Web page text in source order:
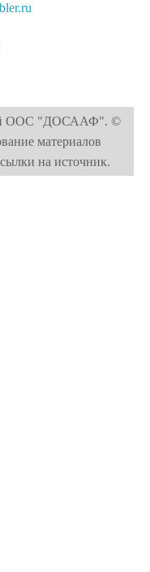
ООС "ДОСААФ". ©
материалов
на источник.